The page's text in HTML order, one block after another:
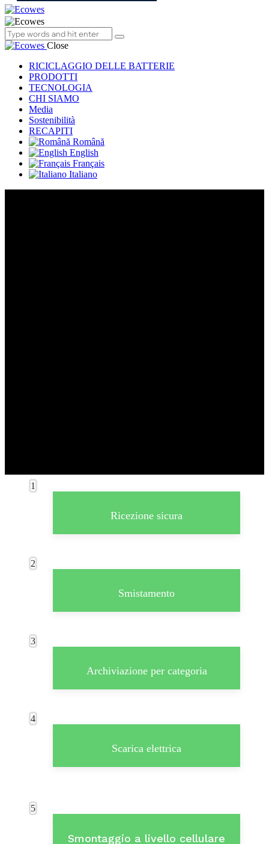
Close
RICICLAGGIO DELLE BATTERIE
PRODOTTI
TECNOLOGIA
CHI SIAMO
Media
Sostenibilità
RECAPITI
Română
English
Français
Italiano
1
Ricezione sicura
2
Smistamento
3
Archiviazione per categoria
4
Scarica elettrica
5
Smontaggio a livello cellulare